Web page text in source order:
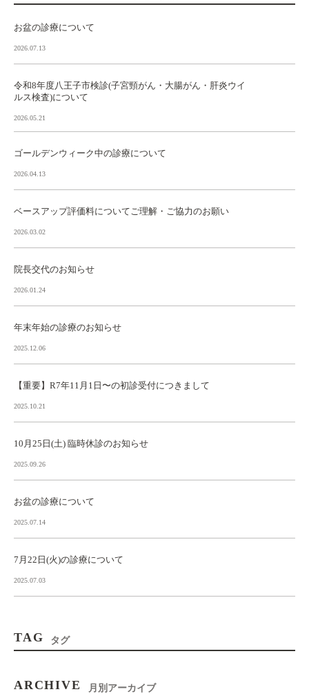
お盆の診療について
2026.07.13
令和8年度八王子市検診(子宮頸がん・大腸がん・肝炎ウイ
ルス検査)について
2026.05.21
ゴールデンウィーク中の診療について
2026.04.13
ベースアップ評価料についてご理解・ご協力のお願い
2026.03.02
院長交代のお知らせ
2026.01.24
年末年始の診療のお知らせ
2025.12.06
【重要】R7年11月1日〜の初診受付につきまして
2025.10.21
10月25日(土) 臨時休診のお知らせ
2025.09.26
お盆の診療について
2025.07.14
7月22日(火)の診療について
2025.07.03
TAG タグ
ARCHIVE 月別アーカイブ